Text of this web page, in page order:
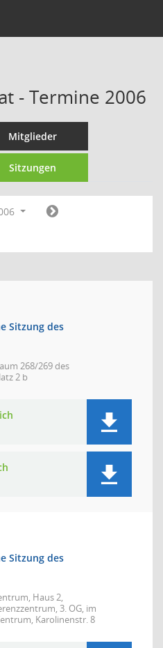
- Termine 2006
Mitglieder
Sitzungen
Sitzung des
268/269 des
2 b
Sitzung des
Haus 2,
3. OG, im
Karolinenstr. 8